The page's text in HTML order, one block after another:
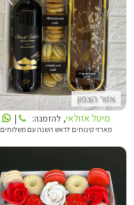
אזור הצפון
מיטל אזולאי
מיטל אזולאי, להזמנה: |
מארזי קינוחים לראש השנה עם משלוחים